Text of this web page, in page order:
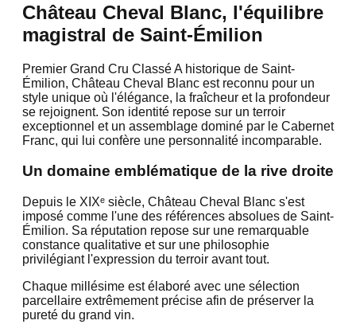
Château Cheval Blanc, l'équilibre
magistral de Saint-Émilion
Premier Grand Cru Classé A historique de Saint-
Émilion, Château Cheval Blanc est reconnu pour un
style unique où l'élégance, la fraîcheur et la profondeur
se rejoignent. Son identité repose sur un terroir
exceptionnel et un assemblage dominé par le Cabernet
Franc, qui lui confère une personnalité incomparable.
Un domaine emblématique de la rive droite
Depuis le XIXᵉ siècle, Château Cheval Blanc s'est
imposé comme l'une des références absolues de Saint-
Émilion. Sa réputation repose sur une remarquable
constance qualitative et sur une philosophie
privilégiant l'expression du terroir avant tout.
Chaque millésime est élaboré avec une sélection
parcellaire extrêmement précise afin de préserver la
pureté du grand vin.